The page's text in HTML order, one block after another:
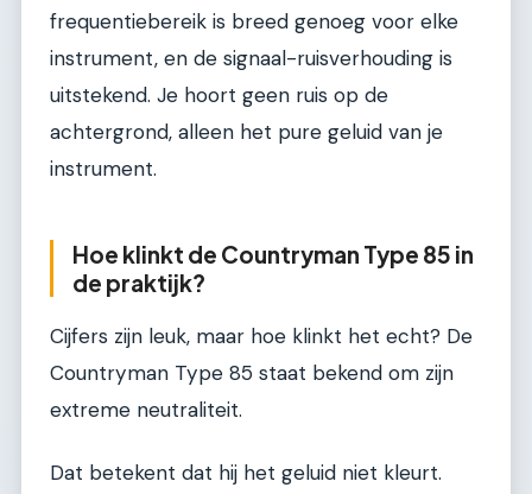
frequentiebereik is breed genoeg voor elke
instrument, en de signaal-ruisverhouding is
uitstekend. Je hoort geen ruis op de
achtergrond, alleen het pure geluid van je
instrument.
Hoe klinkt de Countryman Type 85 in
de praktijk?
Cijfers zijn leuk, maar hoe klinkt het echt? De
Countryman Type 85 staat bekend om zijn
extreme neutraliteit.
Dat betekent dat hij het geluid niet kleurt.